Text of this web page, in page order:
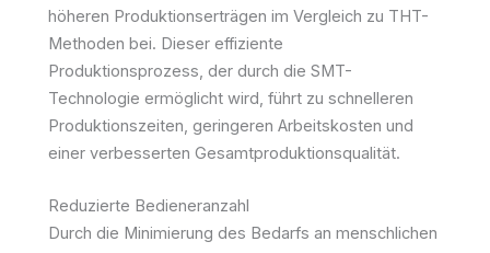
höheren Produktionserträgen im Vergleich zu THT-
Methoden bei. Dieser effiziente
Produktionsprozess, der durch die SMT-
Technologie ermöglicht wird, führt zu schnelleren
Produktionszeiten, geringeren Arbeitskosten und
einer verbesserten Gesamtproduktionsqualität.
Reduzierte Bedieneranzahl
Durch die Minimierung des Bedarfs an menschlichen